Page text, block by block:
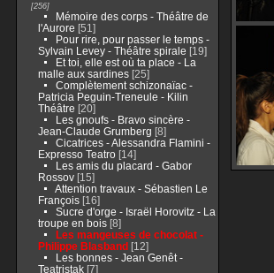
[256]
Mémoire des corps - Théâtre de
l'Aurore [51]
Pour rire, pour passer le temps -
Sylvain Levey - Théâtre spirale [19]
Et toi, elle est où ta place - La
malle aux sardines[25]
Complètement schizonaïac -
Patricia Peguin-Treneule - Kilin
Théâtre [20]
Les gnoufs - Bravo sincère -
Jean-Claude Grumberg [8]
Cicatrices - Alessandra Flamini -
Expresso Teatro[14]
Les amis du placard - Gabor
Rossov[15]
Attention travaux - Sébastien Le
François[16]
Sucre d'orge - Israël Horovitz - La
troupe en bois[8]
Les mangeuses de chocolat -
Philippe Blasband[12]
Les bonnes - Jean Genêt -
Teatristak[7]